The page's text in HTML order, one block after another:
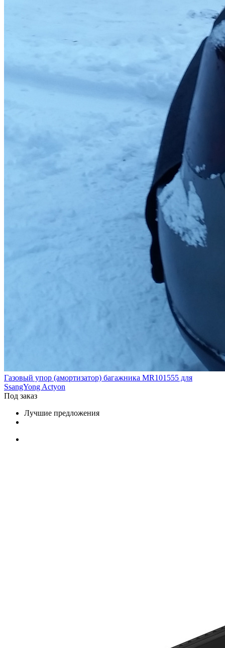
Газовый упор (амортизатор) багажника MR101555 для
SsangYong Actyon
Под заказ
Лучшие предложения